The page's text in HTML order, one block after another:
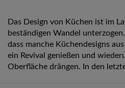
Das Design von Küchen ist im
beständigen Wandel
dass manche Küchendesigns
ein Revival genießen und
Oberfläche drängen. In den